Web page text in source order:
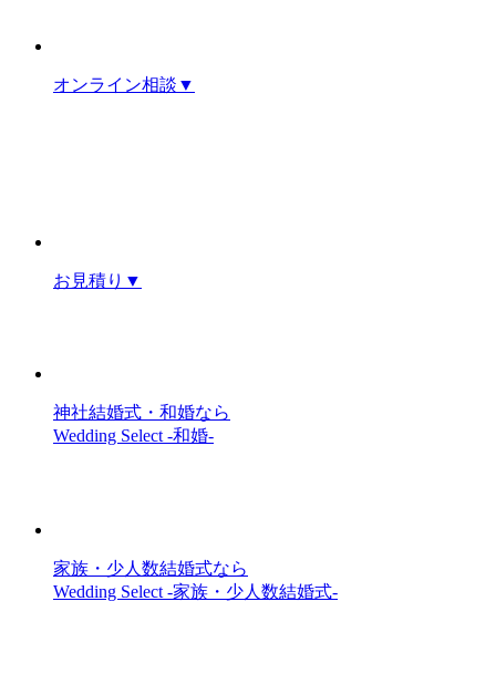
オンライン相談 ▼
お見積り ▼
神社結婚式・和婚なら
Wedding Select -和婚-
家族・少人数結婚式なら
Wedding Select -家族・少人数結婚式-